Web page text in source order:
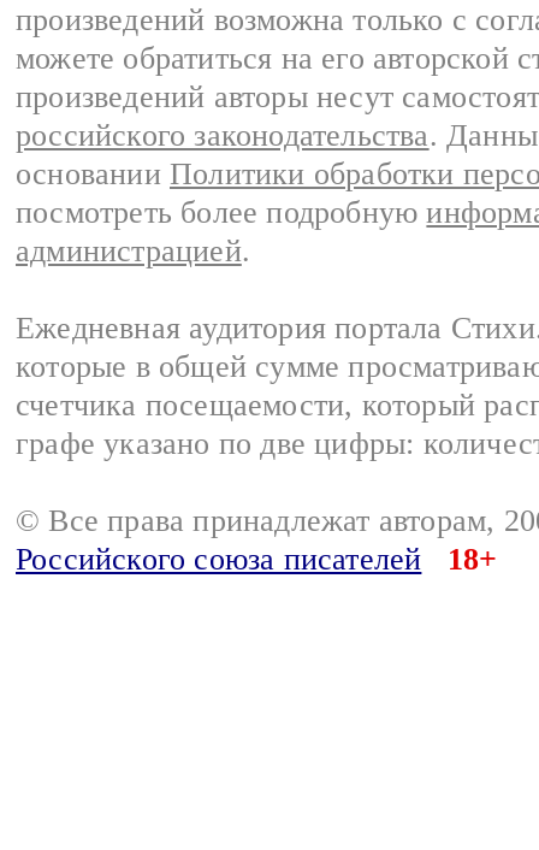
произведений возможна только с
можете обратиться на его авторской
произведений авторы несут
российского законодательства.
основании Политики обработки
посмотреть более подробную
администрацией.
Ежедневная аудитория портала
которые в общей сумме
счетчика посещаемости, который
графе указано по две цифры:
© Все права принадлежат авторам,
Российского союза писателей
18+